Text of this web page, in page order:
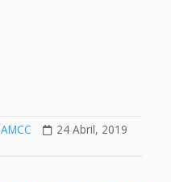
AMCC 24 Abril, 2019